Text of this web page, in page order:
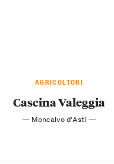
AGRICOLTORI
Cascina Valeggia
— Moncalvo d'Asti —